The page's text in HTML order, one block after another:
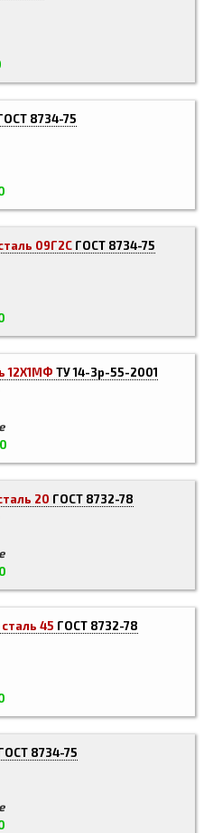
8734-75
09Г2С ГОСТ 8734-75
12Х1МФ ТУ 14-3р-55-2001
20 ГОСТ 8732-78
сталь 45 ГОСТ 8732-78
8734-75